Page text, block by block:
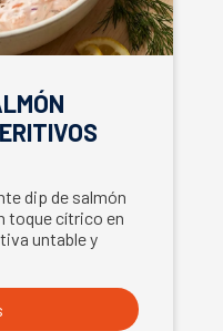
dip de salmón
toque cítrico en
untable y